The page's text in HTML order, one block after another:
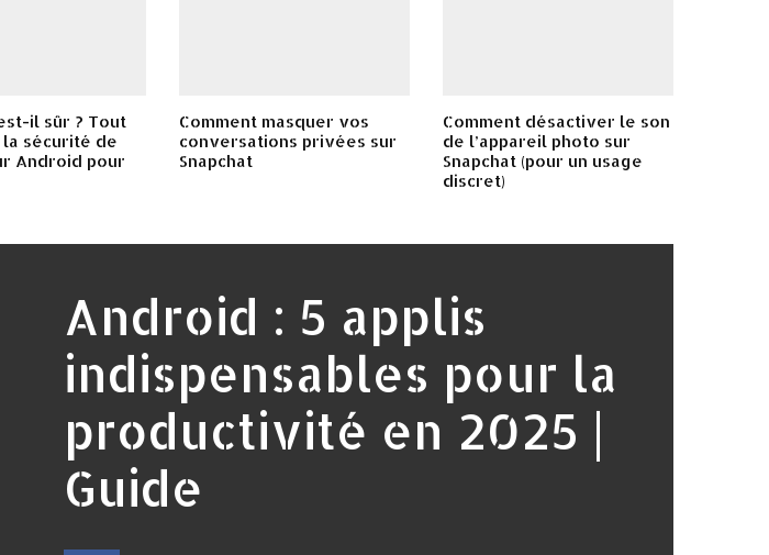
il sûr ? Tout
sécurité de
Android pour
Comment masquer vos
conversations privées sur
Snapchat
Comment désactiver le son
de l’appareil photo sur
Snapchat (pour un usage
discret)
Android : 5 applis
indispensables pour la
productivité en 2025 |
Guide